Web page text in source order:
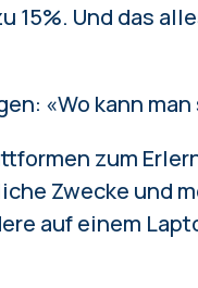
zum
15%. Und das
«Wo kann
zum
Zwecke und
auf einem